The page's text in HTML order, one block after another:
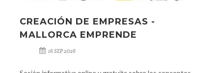
CREACIÓN DE EMPRESAS -
MALLORCA EMPRENDE
16 SEP 2026